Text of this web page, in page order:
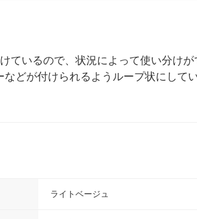
いるので、状況によって使い分けが
どが付けられるようループ状にしてい
ライトベージュ